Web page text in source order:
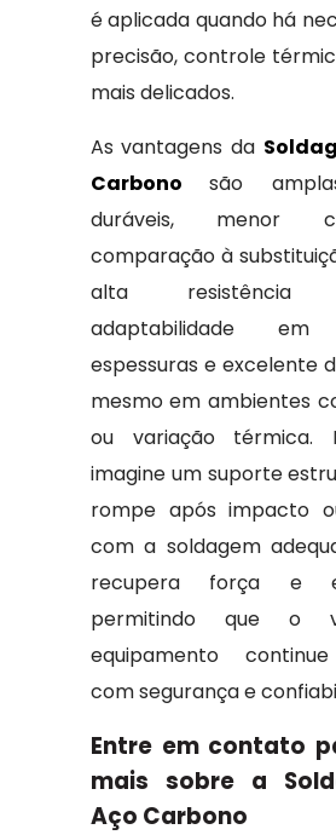
é aplicada quando há
precisão, controle
mais delicados.
As vantagens da
Carbonosão
duráveis, menor
comparação à
alta resistência
adaptabilidade em
espessuras e excelente
mesmo em ambientes
ou variação térmica.
imagine um suporte
rompe após impacto
com a soldagem
recupera força e
permitindo que o
equipamento
com segurança e
Entre em contato
mais sobre a
Aço Carbono